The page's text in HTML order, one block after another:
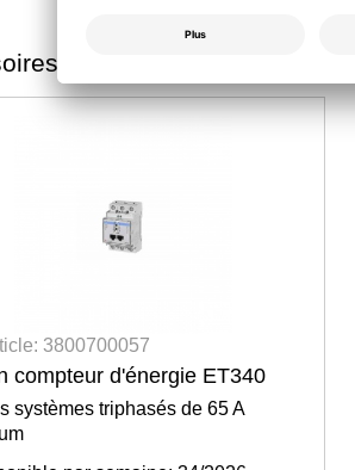
3800700057
compteur d'énergie ET340
systèmes triphasés de 65 A